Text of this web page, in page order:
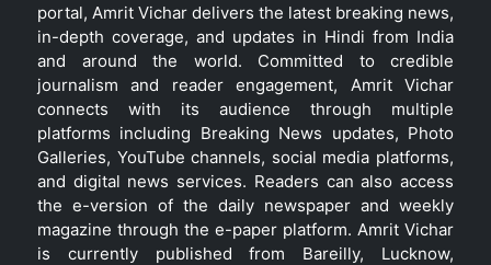
portal, Amrit Vichar delivers the latest breaking news,
in-depth coverage, and updates in Hindi from India
and around the world. Committed to credible
journalism and reader engagement, Amrit Vichar
connects with its audience through multiple
platforms including Breaking News updates, Photo
Galleries, YouTube channels, social media platforms,
and digital news services. Readers can also access
the e-version of the daily newspaper and weekly
magazine through the e-paper platform. Amrit Vichar
is currently published from Bareilly, Lucknow,